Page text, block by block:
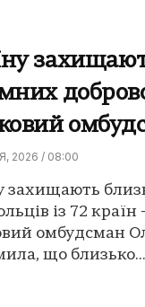
2026 / 08:00
захищають
із 72
омбудсман
що близько...